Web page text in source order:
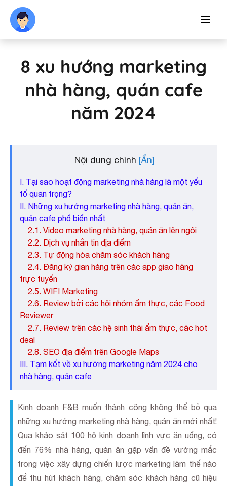
8 xu hướng marketing
nhà hàng, quán cafe
năm 2024
Nội dung chính
I. Tại sao hoạt động marketing nhà hàng là một yếu
tố quan trọng?
II. Những xu hướng marketing nhà hàng, quán ăn,
quán cafe phổ biến nhất
2.1. Video marketing nhà hàng, quán ăn lên ngôi
2.2. Dịch vụ nhắn tin địa điểm
2.3. Tự động hóa chăm sóc khách hàng
2.4. Đăng ký gian hàng trên các app giao hàng
trực tuyến
2.5. WIFI Marketing
2.6. Review bởi các hội nhóm ẩm thực, các Food
Reviewer
2.7. Review trên các hệ sinh thái ẩm thực, các hot
deal
2.8. SEO địa điểm trên Google Maps
III. Tạm kết về xu hướng marketing năm 2024 cho
nhà hàng, quán cafe
Kinh doanh F&B muốn thành công không thể bỏ qua
những xu hướng marketing nhà hàng, quán ăn mới nhất!
Qua khảo sát 100 hộ kinh doanh lĩnh vực ăn uống, có
đến 76% nhà hàng, quán ăn gặp vấn đề vướng mắc
trong việc xây dựng chiến lược marketing làm thế nào
để thu hút khách hàng, chăm sóc khách hàng cũ hiệu